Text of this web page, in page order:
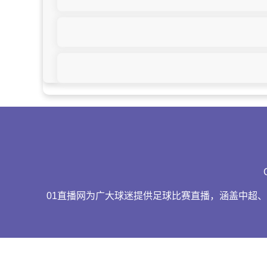
01直播网为广大球迷提供足球比赛直播，涵盖中超